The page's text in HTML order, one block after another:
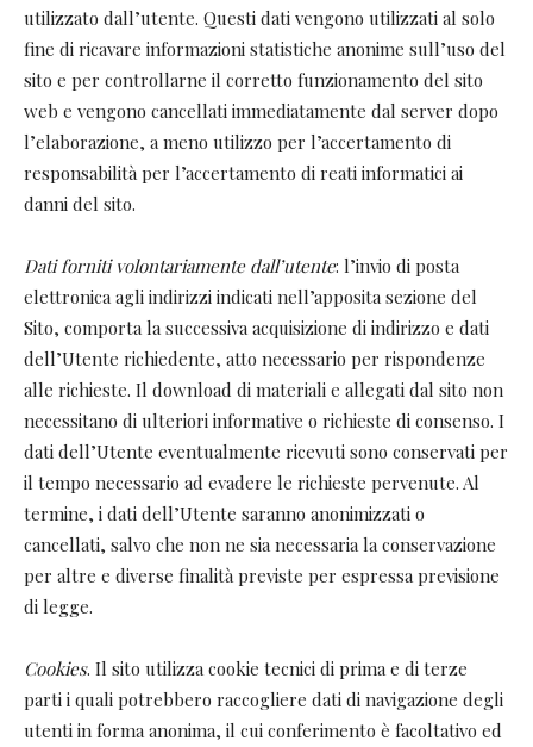
utilizzato dall’utente. Questi dati vengono utilizzati al solo
fine di ricavare informazioni statistiche anonime sull’uso del
sito e per controllarne il corretto funzionamento del sito
web e vengono cancellati immediatamente dal server dopo
l’elaborazione, a meno utilizzo per l’accertamento di
responsabilità per l’accertamento di reati informatici ai
danni del sito.
Dati forniti volontariamente dall’utente: l’invio di posta
elettronica agli indirizzi indicati nell’apposita sezione del
Sito, comporta la successiva acquisizione di indirizzo e dati
dell’Utente richiedente, atto necessario per rispondenze
alle richieste. Il download di materiali e allegati dal sito non
necessitano di ulteriori informative o richieste di consenso. I
dati dell’Utente eventualmente ricevuti sono conservati per
il tempo necessario ad evadere le richieste pervenute. Al
termine, i dati dell’Utente saranno anonimizzati o
cancellati, salvo che non ne sia necessaria la conservazione
per altre e diverse finalità previste per espressa previsione
di legge.
Cookies. Il sito utilizza cookie tecnici di prima e di terze
parti i quali potrebbero raccogliere dati di navigazione degli
utenti in forma anonima, il cui conferimento è facoltativo ed